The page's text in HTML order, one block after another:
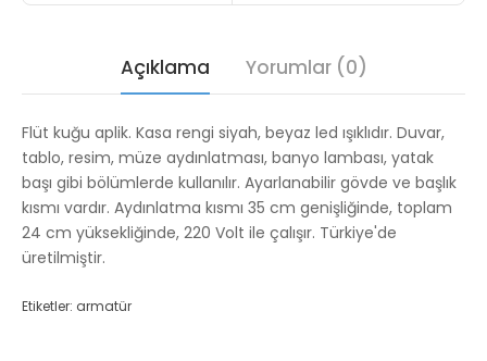
Açıklama Yorumlar (0)
Flüt kuğu aplik. Kasa rengi siyah, beyaz led ışıklıdır. Duvar,
tablo, resim, müze aydınlatması, banyo lambası, yatak
başı gibi bölümlerde kullanılır. Ayarlanabilir gövde ve başlık
kısmı vardır. Aydınlatma kısmı 35 cm genişliğinde, toplam
24 cm yüksekliğinde, 220 Volt ile çalışır. Türkiye'de
üretilmiştir.
Etiketler: armatür